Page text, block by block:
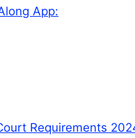
App:
Requirements